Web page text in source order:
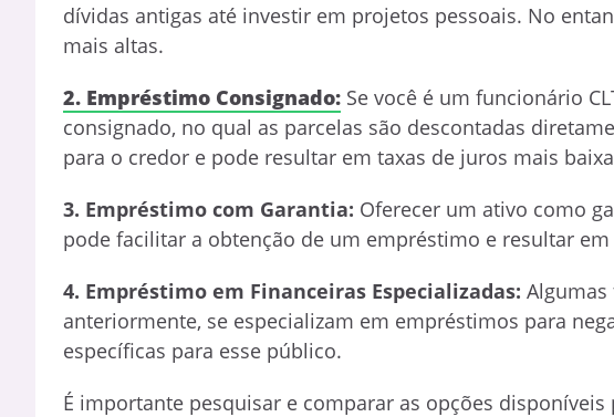
dívidas antigas até investir em projetos pessoais. No
mais altas.
2. Empréstimo Consignado: Se você é um funcionário
consignado, no qual as parcelas são descontadas
para o credor e pode resultar em taxas de juros mais
3. Empréstimo com Garantia: Oferecer um ativo como
pode facilitar a obtenção de um empréstimo e resultar
4. Empréstimo em Financeiras Especializadas:
anteriormente, se especializam em empréstimos para
específicas para esse público.
É importante pesquisar e comparar as opções